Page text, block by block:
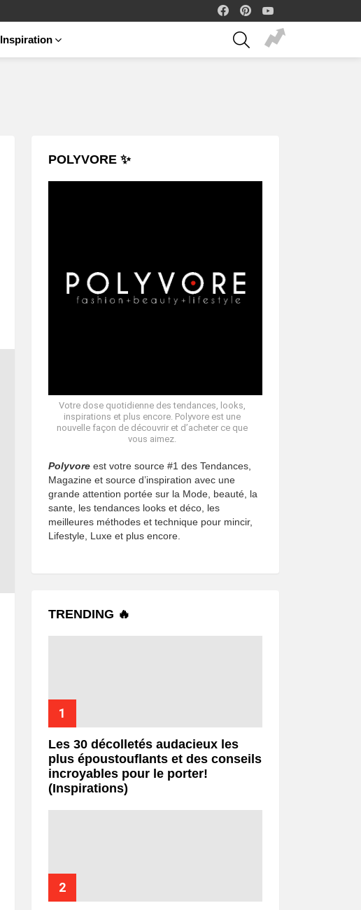
facebook
Inspiration
SEARCH
POLYVORE ✨
Votre dose quotidienne des tendances, looks,
inspirations et plus encore. Polyvore est une
nouvelle façon de découvrir et d’acheter ce que
vous aimez.
Polyvore est votre source #1 des Tendances,
Magazine et source d’inspiration avec une
grande attention portée sur la Mode, beauté, la
sante, les tendances looks et déco, les
meilleures méthodes et technique pour mincir,
Lifestyle, Luxe et plus encore.
TRENDING 🔥
Les 30 décolletés audacieux les
plus époustouflants et des conseils
incroyables pour le porter!
(Inspirations)